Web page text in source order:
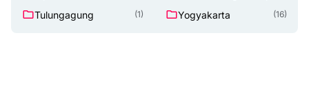
Tulungagung (1) Yogyakarta (16)